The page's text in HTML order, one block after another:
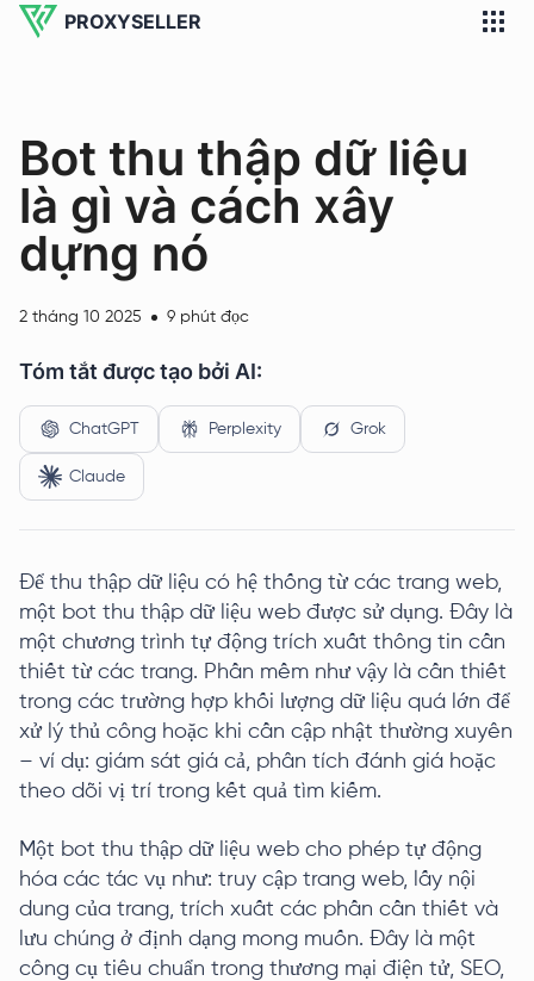
PROXYSELLER
Bot thu thập dữ liệu
là gì và cách xây
dựng nó
2 tháng 10 2025 9 phút đọc
Tóm tắt được tạo bởi AI:
ChatGPT Perplexity Grok
Claude
Để thu thập dữ liệu có hệ thống từ các trang web,
một bot thu thập dữ liệu web được sử dụng. Đây là
một chương trình tự động trích xuất thông tin cần
thiết từ các trang. Phần mềm như vậy là cần thiết
trong các trường hợp khối lượng dữ liệu quá lớn để
xử lý thủ công hoặc khi cần cập nhật thường xuyên
– ví dụ: giám sát giá cả, phân tích đánh giá hoặc
theo dõi vị trí trong kết quả tìm kiếm.
Một bot thu thập dữ liệu web cho phép tự động
hóa các tác vụ như: truy cập trang web, lấy nội
dung của trang, trích xuất các phần cần thiết và
lưu chúng ở định dạng mong muốn. Đây là một
công cụ tiêu chuẩn trong thương mại điện tử, SEO,